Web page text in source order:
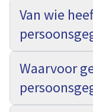
Van wie
Waarvoor